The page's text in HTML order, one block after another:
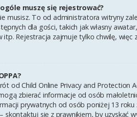
muszę się rejestrować?
musisz. To od administratora witryny
dla gości, takich jak własny
itp. Rejestracja zajmuje tylko chwilę, więc
od Child Online Privacy and Protection
zbierać informacje od osób
prywatnych od osób poniżej 13
skontaktuj się z prawnikiem, by uzyskać